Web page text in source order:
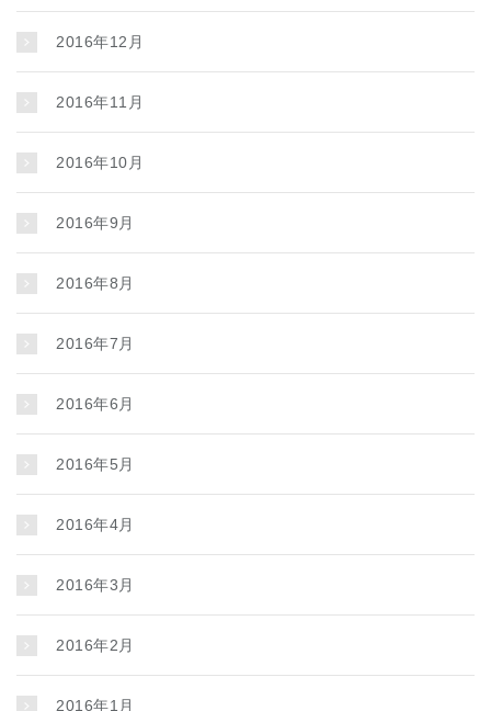
2016年12月
2016年11月
2016年10月
2016年9月
2016年8月
2016年7月
2016年6月
2016年5月
2016年4月
2016年3月
2016年2月
2016年1月